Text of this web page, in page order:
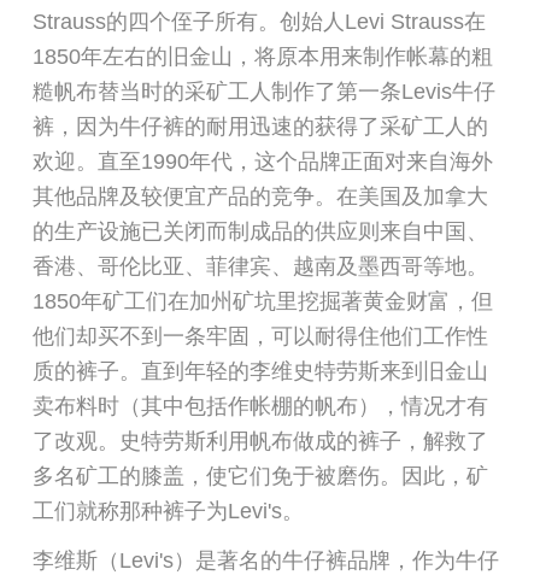
Strauss的四个侄子所有。创始人Levi Strauss在
1850年左右的旧金山，将原本用来制作帐幕的粗
糙帆布替当时的采矿工人制作了第一条Levis牛仔
裤，因为牛仔裤的耐用迅速的获得了采矿工人的
欢迎。直至1990年代，这个品牌正面对来自海外
其他品牌及较便宜产品的竞争。在美国及加拿大
的生产设施已关闭而制成品的供应则来自中国、
香港、哥伦比亚、菲律宾、越南及墨西哥等地。
1850年矿工们在加州矿坑里挖掘著黄金财富，但
他们却买不到一条牢固，可以耐得住他们工作性
质的裤子。直到年轻的李维史特劳斯来到旧金山
卖布料时（其中包括作帐棚的帆布），情况才有
了改观。史特劳斯利用帆布做成的裤子，解救了
多名矿工的膝盖，使它们免于被磨伤。因此，矿
工们就称那种裤子为Levi's。
李维斯（Levi's）是著名的牛仔裤品牌，作为牛仔